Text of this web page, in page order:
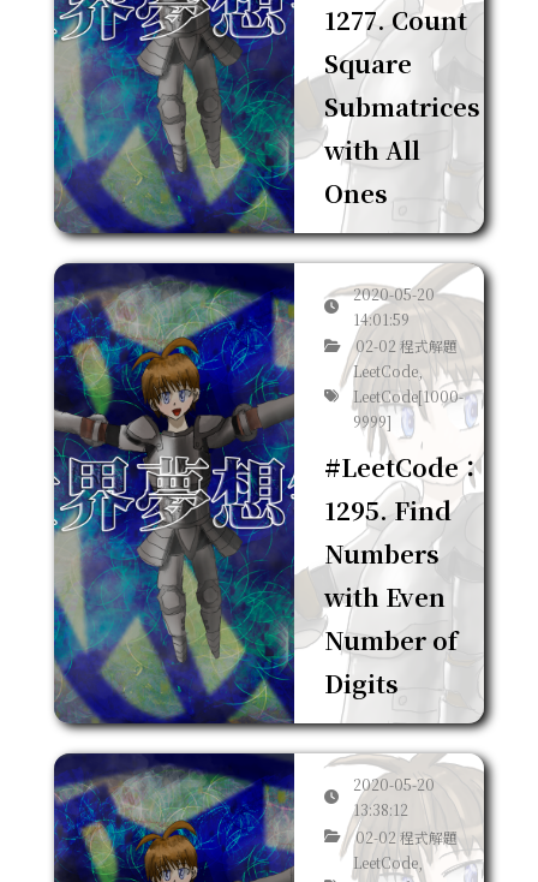
1277. Count
Square
Submatrices
with All
Ones
2020-05-20
14:01:59
02-02 程式解題
LeetCode,
LeetCode[1000-
9999]
#LeetCode：
1295. Find
Numbers
with Even
Number of
Digits
2020-05-20
13:38:12
02-02 程式解題
LeetCode,